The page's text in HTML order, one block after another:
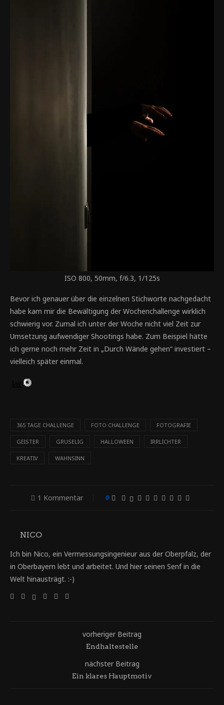
ISO 800, 50mm, f/6.3, 1/125s
Bevor ich genauer über die einzelnen Stichworte nachgedacht
habe kam mir die Bewältigung der Wochenchallenge wirklich
schwierig vor. Zumal ich unter der Woche nicht viel Zeit zur
Umsetzung aufwendiger Shootings habe. Zum Beispiel hätte
ich gerne noch mehr Zeit in „Durch Wände gehen“ investiert –
vielleich später einmal.
365 TAGE CHALLENGE FOTO CHALLENGE FOTOGRAFIE
GEISTER GRUSELIG HALLOWEEN IRRLICHTER
KREATIV WAHNSINN
1 Kommentar 0
NICO
Ich bin Nico, ein Vermessungsingenieur aus der Oberpfalz, der
in Oberbayern lebt und arbeitet. Und hier seinen Senf in die
Welt hinausträgt. :-)
vorheriger Beitrag
Endhaltestelle
nächster Beitrag
Ein klares Hauptmotiv